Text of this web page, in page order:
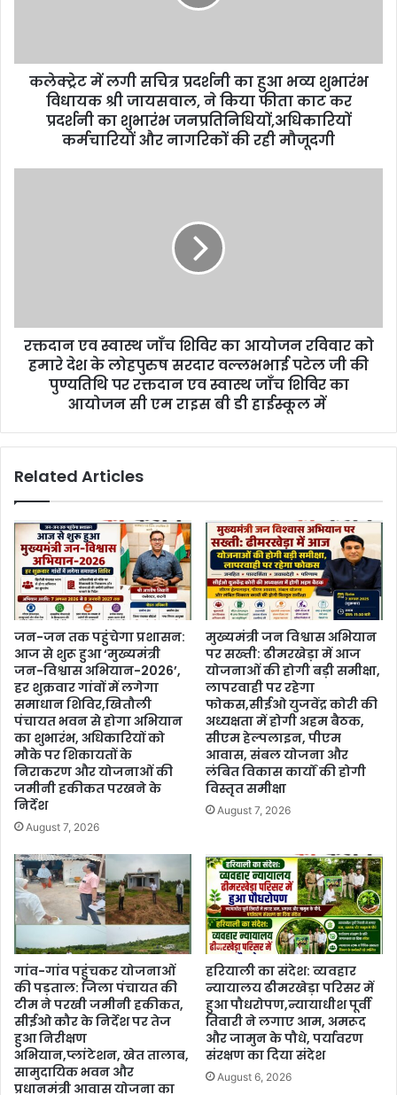
कलेक्ट्रेट में लगी सचित्र प्रदर्शनी का हुआ भव्य शुभारंभ
विधायक श्री जायसवाल, ने किया फीता काट कर
प्रदर्शनी का शुभारंभ जनप्रतिनिधियों,अधिकारियों
कर्मचारियों और नागरिकों की रही मौजूदगी
रक्तदान एव स्वास्थ जाँच शिविर का आयोजन रविवार को
हमारे देश के लोहपुरुष सरदार वल्लभभाई पटेल जी की
पुण्यतिथि पर रक्तदान एव स्वास्थ जाँच शिविर का
आयोजन सी एम राइस बी डी हाईस्कूल में
Related Articles
जन-जन तक पहुंचेगा प्रशासन:
आज से शुरू हुआ ‘मुख्यमंत्री
जन-विश्वास अभियान-2026’,
हर शुक्रवार गांवों में लगेगा
समाधान शिविर,खितौली
पंचायत भवन से होगा अभियान
का शुभारंभ, अधिकारियों को
मौके पर शिकायतों के
निराकरण और योजनाओं की
जमीनी हकीकत परखने के
निर्देश
August 7, 2026
मुख्यमंत्री जन विश्वास अभियान
पर सख्ती: ढीमरखेड़ा में आज
योजनाओं की होगी बड़ी समीक्षा,
लापरवाही पर रहेगा
फोकस,सीईओ युजवेंद्र कोरी की
अध्यक्षता में होगी अहम बैठक,
सीएम हेल्पलाइन, पीएम
आवास, संबल योजना और
लंबित विकास कार्यों की होगी
विस्तृत समीक्षा
August 7, 2026
गांव-गांव पहुंचकर योजनाओं
की पड़ताल: जिला पंचायत की
टीम ने परखी जमीनी हकीकत,
सीईओ कौर के निर्देश पर तेज
हुआ निरीक्षण
अभियान,प्लांटेशन, खेत तालाब,
सामुदायिक भवन और
प्रधानमंत्री आवास योजना का
हरियाली का संदेश: व्यवहार
न्यायालय ढीमरखेड़ा परिसर में
हुआ पौधरोपण,न्यायाधीश पूर्वी
तिवारी ने लगाए आम, अमरूद
और जामुन के पौधे, पर्यावरण
संरक्षण का दिया संदेश
August 6, 2026